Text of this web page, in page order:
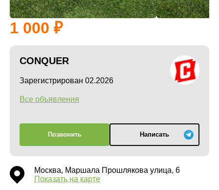
1 000
CONQUER
Зарегистрирован 02.2026
Все объявления
Позвонить Написать
Москва, Маршала Прошлякова улица, 6
Показать на карте